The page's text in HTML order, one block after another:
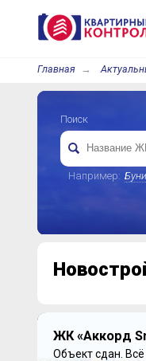
Главная
Поиск
Например:
ЖК «Аккорд
Объект сдан.